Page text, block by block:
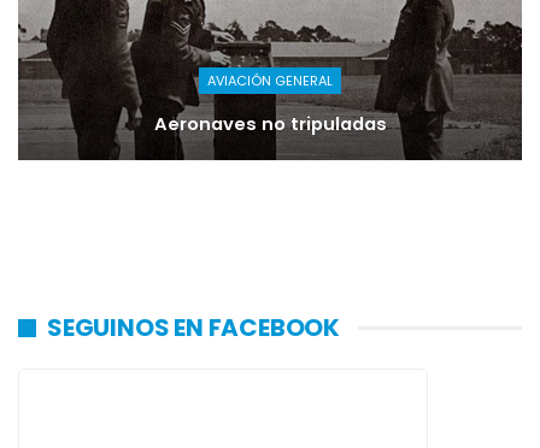
AVIACIÓN GENERAL
Aeronaves no tripuladas
SEGUINOS EN FACEBOOK